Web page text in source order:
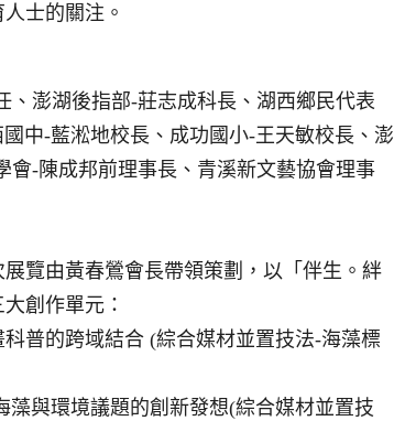
士的關注。
、澎湖後指部-莊志成科長、湖西鄉民代表
中-藍淞地校長、成功國小-王天敏校長、澎
會-陳成邦前理事長、青溪新文藝協會理事
覽由黃春鶯會長帶領策劃，以「伴生。絆
創作單元：
普的跨域結合 (綜合媒材並置技法-海藻標
藻與環境議題的創新發想(綜合媒材並置技